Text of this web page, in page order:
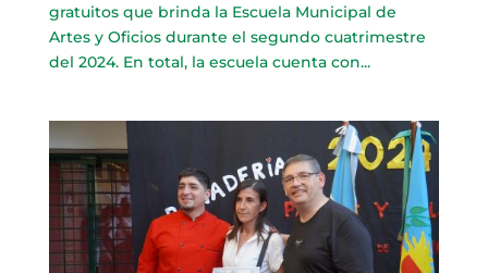
gratuitos que brinda la Escuela Municipal de
Artes y Oficios durante el segundo cuatrimestre
del 2024. En total, la escuela cuenta con...